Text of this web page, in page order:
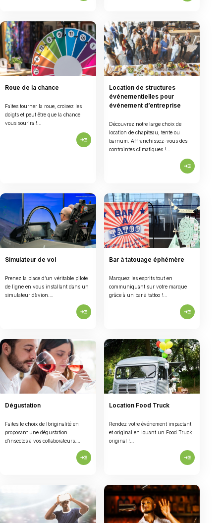
Roue de la chance
Faites tourner la roue, croisez les
doigts et peut être que la chance
vous sourira !…
read_more
Location de structures
événementielles pour
événement d’entreprise
Découvrez notre large choix de
location de chapiteau, tente ou
barnum. Affranchissez-vous des
contraintes climatiques !…
read_more
Simulateur de vol
Prenez la place d’un véritable pilote
de ligne en vous installant dans un
simulateur d’avion….
read_more
Bar à tatouage éphémère
Marquez les esprits tout en
communiquant sur votre marque
grâce à un bar à tattoo !…
read_more
Dégustation
Faites le choix de l’originalité en
proposant une dégustation
d’insectes à vos collaborateurs….
read_more
Location Food Truck
Rendez votre événement impactant
et original en louant un Food Truck
original !…
read_more